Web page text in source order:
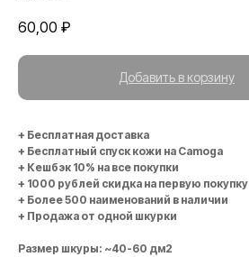
60,00 ₽
Добавить в корзину
+ Бесплатная доставка
+ Бесплатный спуск кожи на Camoga
+ Кешбэк 10% на все покупки
+ 1000 рублей скидка на первую покупку
+ Более 500 наименований в наличии
+ Продажа от одной шкурки
Размер шкуры: ~40-60 дм2